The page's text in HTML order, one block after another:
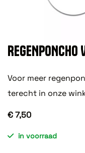
REGENPONCHO
Voor meer
terecht in onze
€ 7,50
in voorraad